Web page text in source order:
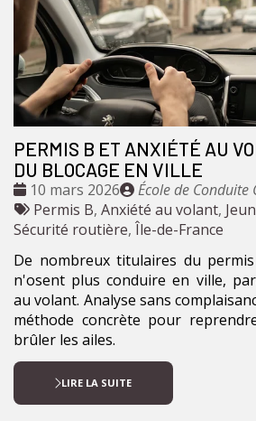
PERMIS B ET ANXIÉTÉ AU
DU BLOCAGE EN VILLE
Date
:
10 mars 2026
Publié
par
École de Conduite
Tags
:
Permis B, Anxiété au volant,
Sécurité routière, Île-de-France
De nombreux titulaires du
n'osent plus conduire en ville,
au volant. Analyse sans
méthode concrète pour
brûler les ailes.
LIRE LA SUITE